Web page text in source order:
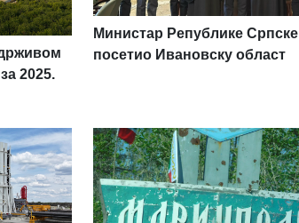
2025.
Министар Републике Српске
посетио Ивановску област